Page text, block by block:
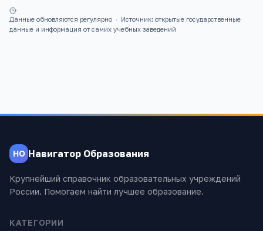
Данные обновляются регулярно ·
Источник: открытые государственные
данные и информация от самих учебных заведений
НО Навигатор Образования
Крупнейший справочник образовательных учреждений
России. Помогаем найти лучшее образование.
КАТЕГОРИИ